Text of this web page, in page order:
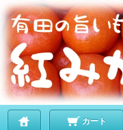
カート